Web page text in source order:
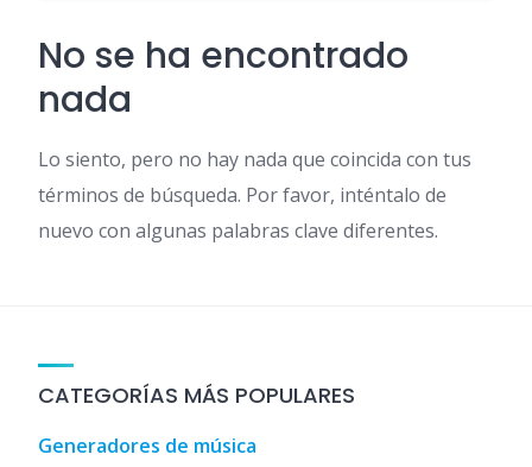
No se ha encontrado
nada
Lo siento, pero no hay nada que coincida con tus
términos de búsqueda. Por favor, inténtalo de
nuevo con algunas palabras clave diferentes.
CATEGORÍAS MÁS POPULARES
Generadores de música